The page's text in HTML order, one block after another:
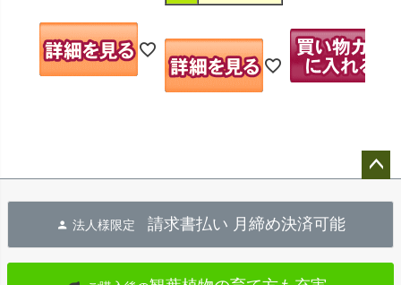
へ
法人様限定 請求書払い 月締め決済可能